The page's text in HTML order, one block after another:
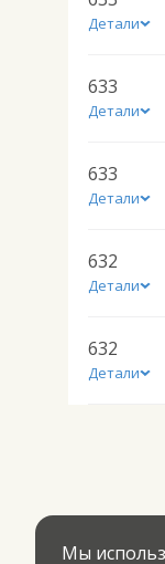
Детали
633
Детали
633
Детали
632
Детали
632
Детали
Мы